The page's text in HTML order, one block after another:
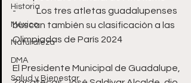
Historia
México
Naturaleza
DMA
Salud y Bienestar
-	Los tres atletas guadalupenses
buscan también su clasificación a las
Olimpiadas de París 2024
El Presidente Municipal de Guadalupe,